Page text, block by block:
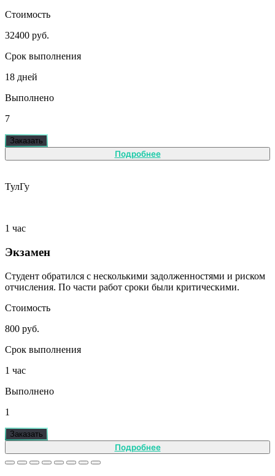
Стоимость
32400 руб.
Срок выполнения
18 дней
Выполнено
7
Заказать
Подробнее
ТулГу
1 час
Экзамен
Студент обратился с несколькими задолженностями и риском
отчисления. По части работ сроки были критическими.
Стоимость
800 руб.
Срок выполнения
1 час
Выполнено
1
Заказать
Подробнее